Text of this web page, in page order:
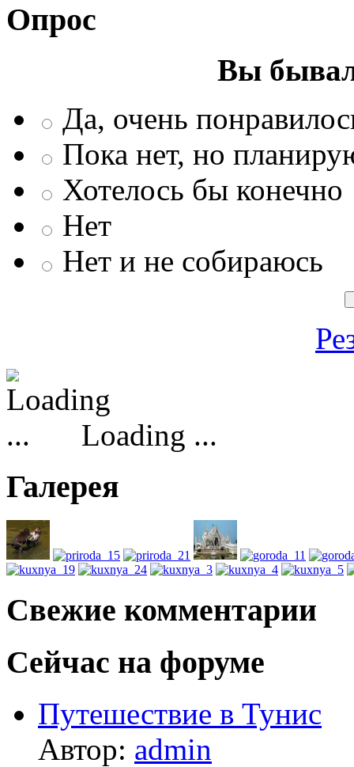
Опрос
Вы
Да, очень
Пока нет, но
Хотелось бы конечно
Нет
Нет и не собираюсь
Loading ...
Галерея
Свежие комментарии
Сейчас на форуме
Путешествие в Тунис
Автор: admin